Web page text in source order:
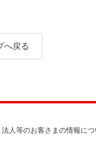
へ戻る
法人等のお客さまの情報につ